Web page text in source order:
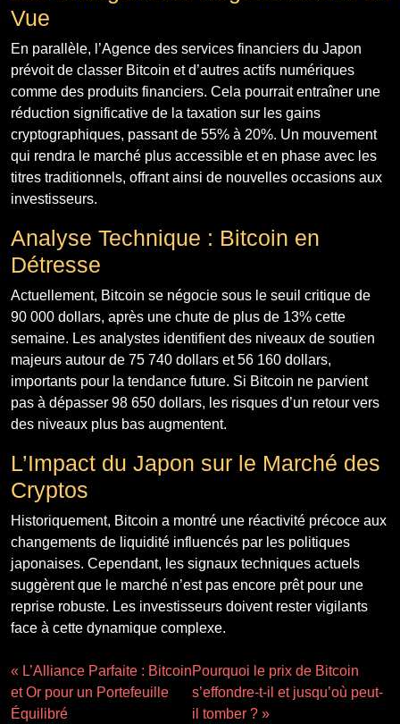
Vue
En parallèle, l’Agence des services financiers du Japon
prévoit de classer Bitcoin et d’autres actifs numériques
comme des produits financiers. Cela pourrait entraîner une
réduction significative de la taxation sur les gains
cryptographiques, passant de 55% à 20%. Un mouvement
qui rendra le marché plus accessible et en phase avec les
titres traditionnels, offrant ainsi de nouvelles occasions aux
investisseurs.
Analyse Technique : Bitcoin en
Détresse
Actuellement, Bitcoin se négocie sous le seuil critique de
90 000 dollars, après une chute de plus de 13% cette
semaine. Les analystes identifient des niveaux de soutien
majeurs autour de 75 740 dollars et 56 160 dollars,
importants pour la tendance future. Si Bitcoin ne parvient
pas à dépasser 98 650 dollars, les risques d’un retour vers
des niveaux plus bas augmentent.
L’Impact du Japon sur le Marché des
Cryptos
Historiquement, Bitcoin a montré une réactivité précoce aux
changements de liquidité influencés par les politiques
japonaises. Cependant, les signaux techniques actuels
suggèrent que le marché n’est pas encore prêt pour une
reprise robuste. Les investisseurs doivent rester vigilants
face à cette dynamique complexe.
« L’Alliance Parfaite : Bitcoin
et Or pour un Portefeuille
Équilibré
Pourquoi le prix de Bitcoin
s’effondre-t-il et jusqu’où peut-
il tomber ? »